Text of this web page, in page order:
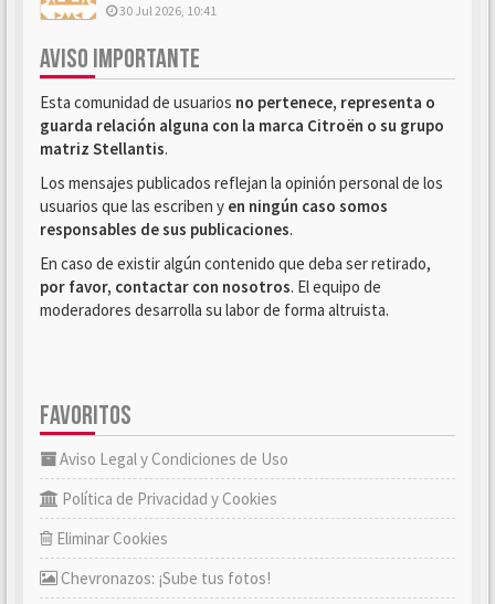
30 Jul 2026, 10:41
AVISO IMPORTANTE
Esta comunidad de usuarios no pertenece, representa o
guarda relación alguna con la marca Citroën o su grupo
matriz Stellantis.
Los mensajes publicados reflejan la opinión personal de los
usuarios que las escriben y en ningún caso somos
responsables de sus publicaciones.
En caso de existir algún contenido que deba ser retirado,
por favor, contactar con nosotros. El equipo de
moderadores desarrolla su labor de forma altruista.
FAVORITOS
Aviso Legal y Condiciones de Uso
Política de Privacidad y Cookies
Eliminar Cookies
Chevronazos: ¡Sube tus fotos!